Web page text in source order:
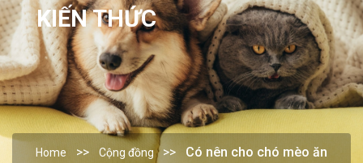
KIẾN THỨC
Home Cộng đồng
Có nên cho chó mèo ăn